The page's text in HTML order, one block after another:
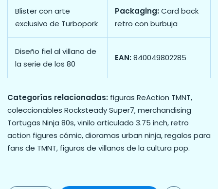
Blister con arte
exclusivo de Turbopork
Packaging: Card back
retro con burbuja
Diseño fiel al villano de
la serie de los 80
EAN: 840049802285
Categorías relacionadas: figuras ReAction TMNT,
coleccionables Rocksteady Super7, merchandising
Tortugas Ninja 80s, vinilo articulado 3.75 inch, retro
action figures cómic, dioramas urban ninja, regalos para
fans de TMNT, figuras de villanos de la cultura pop.